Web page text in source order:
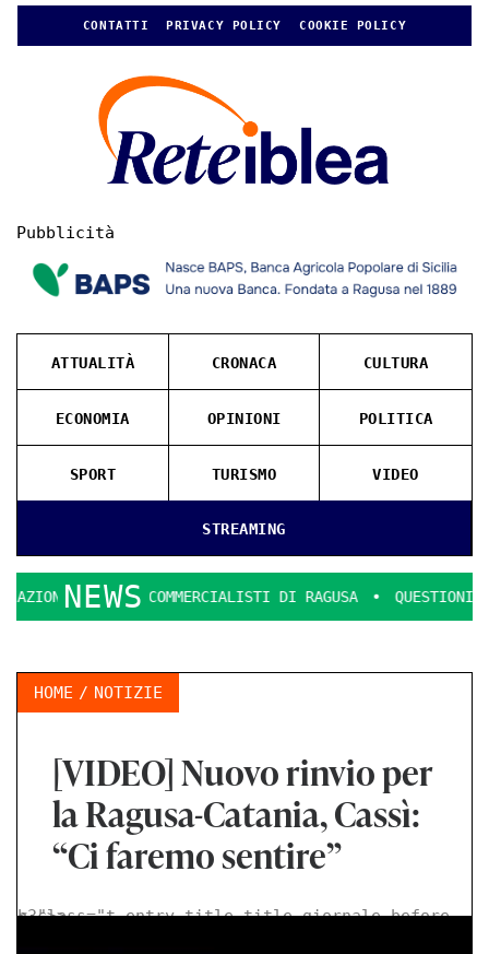
CONTATTI PRIVACY POLICY COOKIE POLICY
Pubblicità
STREAMING
ATTUALITÀ CRONACA CULTURA
ECONOMIA OPINIONI POLITICA
SPORT TURISMO VIDEO
NEWS
COMMERCIALISTI DI RAGUSA QUESTIONI DI LOOK E
HOME NOTIZIE
[VIDEO] Nuovo rinvio per
la Ragusa-Catania, Cassì:
“Ci faremo sentire”
< class="t-entry-title title-giornale-before h3">>